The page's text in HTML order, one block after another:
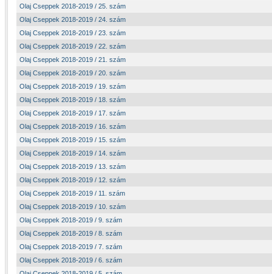
Olaj Cseppek 2018-2019 / 25. szám
Olaj Cseppek 2018-2019 / 24. szám
Olaj Cseppek 2018-2019 / 23. szám
Olaj Cseppek 2018-2019 / 22. szám
Olaj Cseppek 2018-2019 / 21. szám
Olaj Cseppek 2018-2019 / 20. szám
Olaj Cseppek 2018-2019 / 19. szám
Olaj Cseppek 2018-2019 / 18. szám
Olaj Cseppek 2018-2019 / 17. szám
Olaj Cseppek 2018-2019 / 16. szám
Olaj Cseppek 2018-2019 / 15. szám
Olaj Cseppek 2018-2019 / 14. szám
Olaj Cseppek 2018-2019 / 13. szám
Olaj Cseppek 2018-2019 / 12. szám
Olaj Cseppek 2018-2019 / 11. szám
Olaj Cseppek 2018-2019 / 10. szám
Olaj Cseppek 2018-2019 / 9. szám
Olaj Cseppek 2018-2019 / 8. szám
Olaj Cseppek 2018-2019 / 7. szám
Olaj Cseppek 2018-2019 / 6. szám